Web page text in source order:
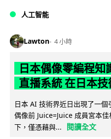
人工智能
Lawton 4 小時
日本偶像零編程知
直播系統 在日本
日本 AI 技術界近日出現了一
偶像前 Juice=Juice 成員宮本
下，僅憑藉與...
閱讀全文